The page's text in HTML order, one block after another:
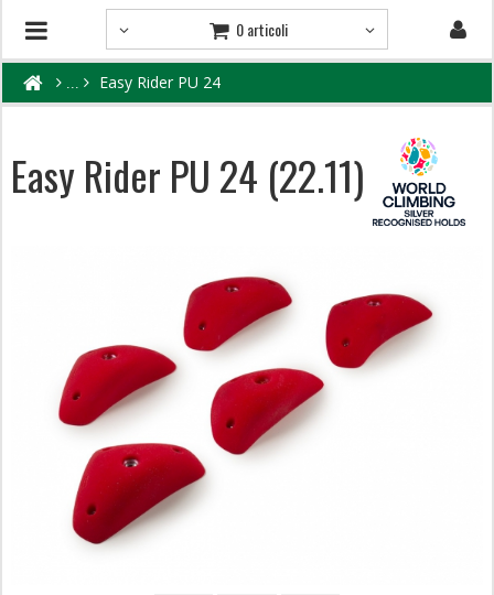
0 articoli
Easy Rider PU 24
Easy Rider PU 24 (22.11)